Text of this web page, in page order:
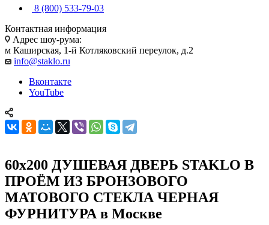
8 (800) 533-79-03
Контактная информация
Адрес шоу-рума:
м Каширская, 1-й Котляковский переулок, д.2
info@staklo.ru
Вконтакте
YouTube
60x200 ДУШЕВАЯ ДВЕРЬ STAKLO В
ПРОЁМ ИЗ БРОНЗОВОГО
МАТОВОГО СТЕКЛА ЧЕРНАЯ
ФУРНИТУРА в Москве